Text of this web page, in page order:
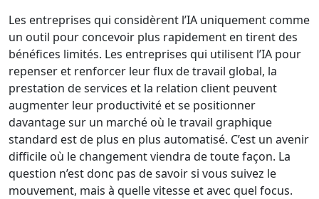
Les entreprises qui considèrent l’IA uniquement comme
un outil pour concevoir plus rapidement en tirent des
bénéfices limités. Les entreprises qui utilisent l’IA pour
repenser et renforcer leur flux de travail global, la
prestation de services et la relation client peuvent
augmenter leur productivité et se positionner
davantage sur un marché où le travail graphique
standard est de plus en plus automatisé. C’est un avenir
difficile où le changement viendra de toute façon. La
question n’est donc pas de savoir si vous suivez le
mouvement, mais à quelle vitesse et avec quel focus.